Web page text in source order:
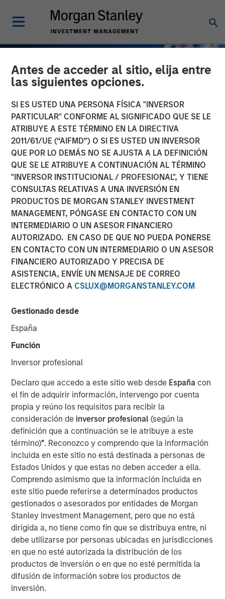
Antes de acceder al sitio, elija entre
las siguientes opciones.
SI ES USTED UNA PERSONA FÍSICA "INVERSOR
PARTICULAR" CONFORME AL SIGNIFICADO QUE SE LE
ATRIBUYE A ESTE TÉRMINO EN LA DIRECTIVA
2011/61/UE (“AIFMD”) O SI ES USTED UN INVERSOR
QUE POR LO DEMÁS NO SE AJUSTA A LA DEFINICIÓN
QUE SE LE ATRIBUYE A CONTINUACIÓN AL TÉRMINO
"INVERSOR INSTITUCIONAL / PROFESIONAL", Y TIENE
CONSULTAS RELATIVAS A UNA INVERSIÓN EN
PRODUCTOS DE MORGAN STANLEY INVESTMENT
MANAGEMENT, PÓNGASE EN CONTACTO CON UN
INTERMEDIARIO O UN ASESOR FINANCIERO
AUTORIZADO. EN CASO DE QUE NO PUEDA PONERSE
EN CONTACTO CON UN INTERMEDIARIO O UN ASESOR
FINANCIERO AUTORIZADO Y PRECISA DE
ASISTENCIA, ENVÍE UN MENSAJE DE CORREO
ELECTRÓNICO A CSLUX@MORGANSTANLEY.COM
Gestionado desde
España
Función
Inversor profesional
Declaro que accedo a este sitio web desde España con
el fin de adquirir información, intervengo por cuenta
propia y reúno los requisitos para recibir la
consideración de inversor profesional(según la
definición que a continuación se le atribuye a este
término)*. Reconozco y comprendo que la información
incluida en este sitio no está destinada a personas de
Estados Unidos y que estas no deben acceder a ella.
Comprendo asimismo que la información incluida en
este sitio puede referirse a determinados productos
gestionados o asesorados por entidades de Morgan
Stanley Investment Management, pero que no está
dirigida a, no tiene como fin que se distribuya entre, ni
debe utilizarse por personas ubicadas en jurisdicciones
en que no esté autorizada la distribución de los
productos de inversión o en que no esté permitida la
difusión de información sobre los productos de
inversión.
GLOBAL FIXED INCOME BULLETIN INSIGHTS
Reajuste tras las
vacaciones
22 ENERO 2026
Los mercados de renta fija cerraron el año con un amplio
decisiones y los mensajes de los bancos centrales
reforzaron una visión más cautelosa de la política
subieron y las curvas se empinaron, ya que los inversores
retrasaron las expectativas de futuros recortes y
otorgaron mayor peso al aumento de las primas por
plazo. En Estados Unidos, la Reserva Federal aplicó un
recorte de 25 puntos básicos (pb), pero su ‘guidance’
enfatizó la dependencia de los datos, anclando las TIRes
en el tramo corto mientras los tipos globales más altos
impulsaron al alza los vencimientos largos. En Europa, el
Banco Central Europeo mantuvo los tipos sin cambios
pero adoptó un tono más restrictivo, provocando un
aumento cercano a 20 pb en los bunds a 10 años,
mientras persistía la divergencia de políticas en otros
lugares, incluida una subida del Banco de Japón y un
recorte interpretado como restrictivo por parte del Banco
de Inglaterra. En el mercado de divisas, el dólar
estadounidense se debilitó ligeramente en el mes, con la
corona sueca y el dólar canadiense destacando al alza y
el yen japonés rezagado.
A pesar del aumento en las TIRes de deuda soberana, los